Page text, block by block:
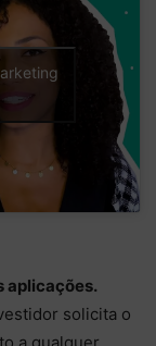
aplicações.
solicita o